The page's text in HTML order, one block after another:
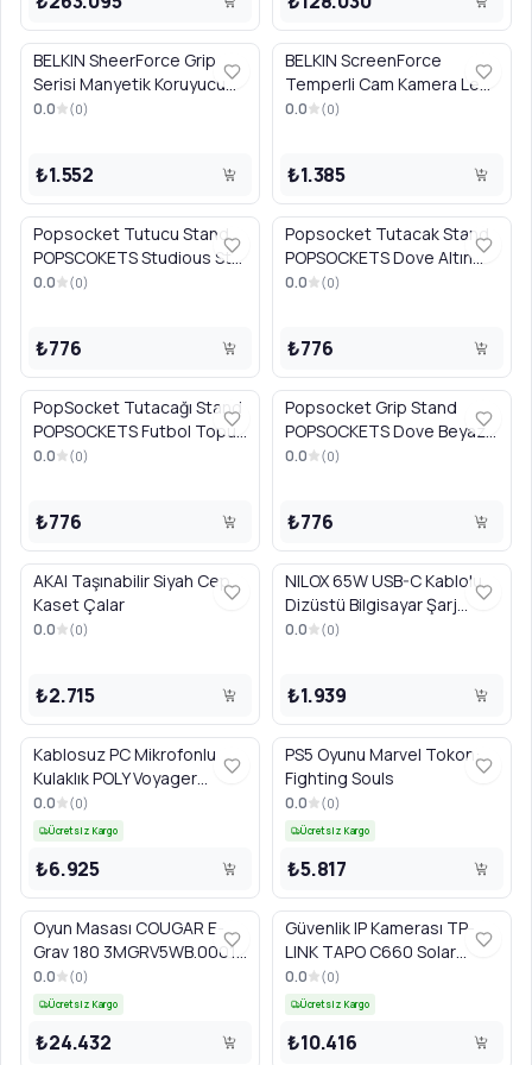
BELKIN SheerForce Grip
Serisi Manyetik Koruyucu
Kılıf iPhone 17 Pro Max,
0.0 (0)
₺1.552
BELKIN ScreenForce
Temperli Cam Kamera Lens
Koruyucu 2'li iPhone 15 Pro /
0.0 (0)
₺1.385
Popsocket Tutucu Stand
POPSCOKETS Studious Stu
801135 Siyah
0.0 (0)
₺776
Popsocket Tutacak Stand
POPSOCKETS Dove Altın
Mermer 801632
0.0 (0)
₺776
PopSocket Tutacağı Stand
POPSOCKETS Futbol Topu
800694
0.0 (0)
₺776
Popsocket Grip Stand
POPSOCKETS Dove Beyaz
Mermer 800997
0.0 (0)
₺776
AKAI Taşınabilir Siyah Cep
Kaset Çalar
0.0 (0)
₺2.715
NILOX 65W USB-C Kablolu
Dizüstü Bilgisayar Şarj
Cihazı Siyah
0.0 (0)
₺1.939
Kablosuz PC Mikrofonlu
Kulaklık POLY Voyager
Legend 30 AV4P5AA Siyah
0.0 (0)
Ücretsiz Kargo
₺6.925
PS5 Oyunu Marvel Tokon:
Fighting Souls
0.0 (0)
Ücretsiz Kargo
₺5.817
Oyun Masası COUGAR E-
Grav 180 3MGRV5WB.0001
siyah
0.0 (0)
Ücretsiz Kargo
₺24.432
Güvenlik IP Kamerası TP-
LINK TAPO C660 Solar
Enerjili 4K Wi-Fi Beyaz
0.0 (0)
Ücretsiz Kargo
₺10.416